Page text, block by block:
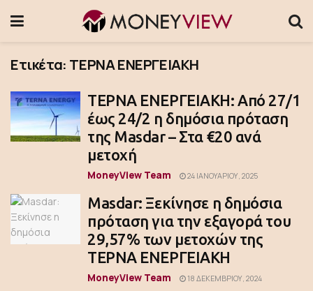
Ετικέτα: ΤΕΡΝΑ ΕΝΕΡΓΕΙΑΚΗ
ΤΕΡΝΑ ΕΝΕΡΓΕΙΑΚΗ: Από 27/1
έως 24/2 η δημόσια πρόταση
της Masdar – Στα €20 ανά
μετοχή
MoneyView Team 24 ΙΑΝΟΥΑΡΊΟΥ, 2025
Masdar: Ξεκίνησε η δημόσια
πρόταση για την εξαγορά του
29,57% των μετοχών της
ΤΕΡΝΑ ΕΝΕΡΓΕΙΑΚΗ
MoneyView Team 18 ΔΕΚΕΜΒΡΊΟΥ, 2024